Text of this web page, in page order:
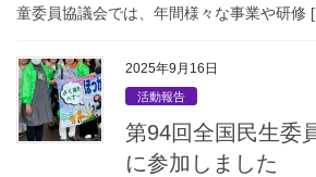
童委員協議会では、年間様々な事業や研修
2025年9月16日
活動報告
第94回全国民生委
に参加しました